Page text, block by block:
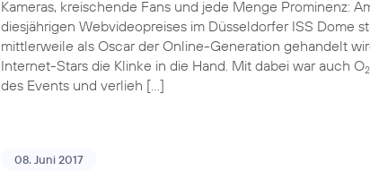
Kameras, kreischende Fans und jede Menge Prominenz:
diesjährigen Webvideopreises im Düsseldorfer ISS Dome
mittlerweile als Oscar der Online-Generation gehandelt
Internet-Stars die Klinke in die Hand. Mit dabei war auch O2
des Events und verlieh […]
08. Juni 2017